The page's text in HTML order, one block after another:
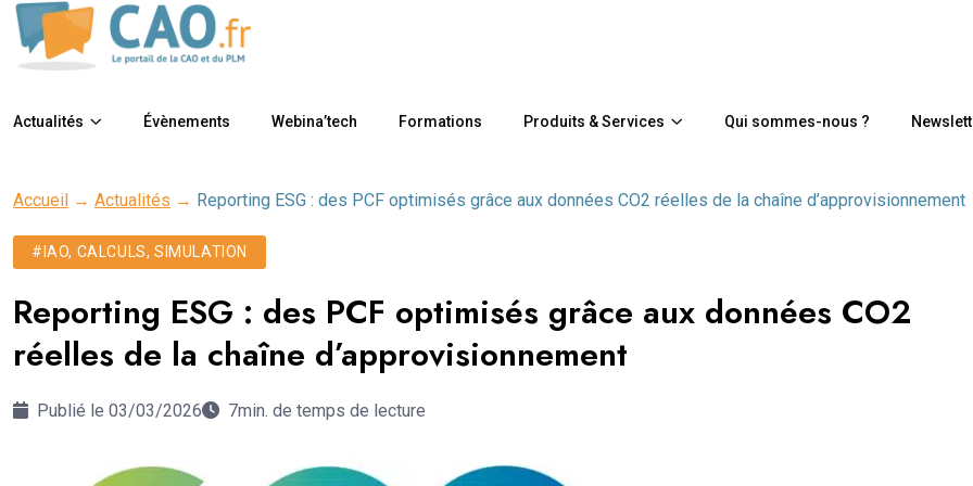
Actualités Évènements Webina’tech Formations Produits & Services Qui sommes-nous ?
Accueil → Actualités → Reporting ESG : des PCF optimisés grâce aux données CO2 réelles de la chaîne d’approvisionnement
#IAO, CALCULS, SIMULATION
Reporting ESG : des PCF optimisés grâce aux données CO2
réelles de la chaîne d’approvisionnement
Publié le 03/03/2026 7min. de temps de lecture